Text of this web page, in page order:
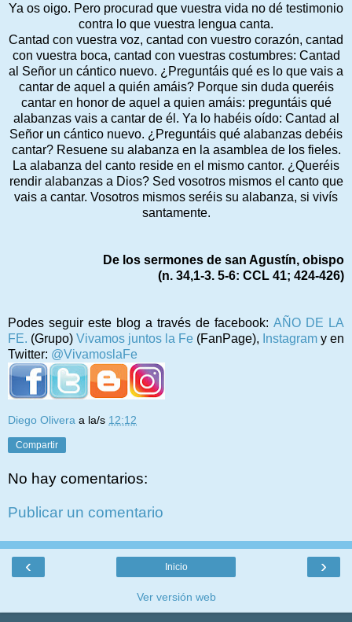
Ya os oigo. Pero procurad que vuestra vida no dé testimonio
contra lo que vuestra lengua canta.
Cantad con vuestra voz, cantad con vuestro corazón, cantad
con vuestra boca, cantad con vuestras costumbres: Cantad
al Señor un cántico nuevo. ¿Preguntáis qué es lo que vais a
cantar de aquel a quién amáis? Porque sin duda queréis
cantar en honor de aquel a quien amáis: preguntáis qué
alabanzas vais a cantar de él. Ya lo habéis oído: Cantad al
Señor un cántico nuevo. ¿Preguntáis qué alabanzas debéis
cantar? Resuene su alabanza en la asamblea de los fieles.
La alabanza del canto reside en el mismo cantor. ¿Queréis
rendir alabanzas a Dios? Sed vosotros mismos el canto que
vais a cantar. Vosotros mismos seréis su alabanza, si vivís
santamente.
De los sermones de san Agustín, obispo
(n. 34,1-3. 5-6: CCL 41; 424-426)
Podes seguir este blog a través de facebook: AÑO DE LA
FE. (Grupo) Vivamos juntos la Fe (FanPage), Instagram y en
Twitter: @VivamoslaFe
Diego Olivera a la/s 12:12
Compartir
No hay comentarios:
Publicar un comentario
‹ ›
Inicio
Ver versión web